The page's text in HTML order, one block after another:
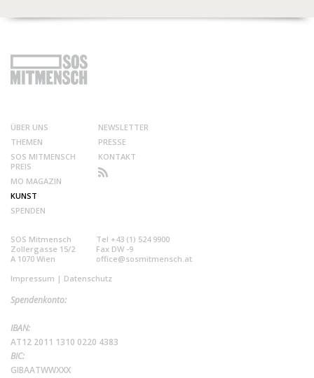
ÜBER UNS
THEMEN
SOS MITMENSCH
PREIS
MO MAGAZIN
KUNST
SPENDEN
NEWSLETTER
PRESSE
KONTAKT
SOS Mitmensch
Zollergasse 15/2
A 1070 Wien
Tel +43 (1) 524 9900
Fax DW -9
office@sosmitmensch.at
Impressum | Datenschutz
Spendenkonto:
IBAN:
AT12 2011 1310 0220 4383
BIC:
GIBAATWWXXX